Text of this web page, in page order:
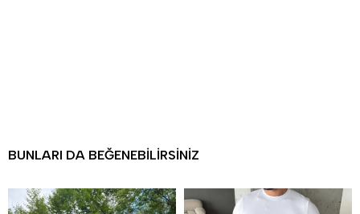
BUNLARI DA BEĞENEBILIRSINIZ